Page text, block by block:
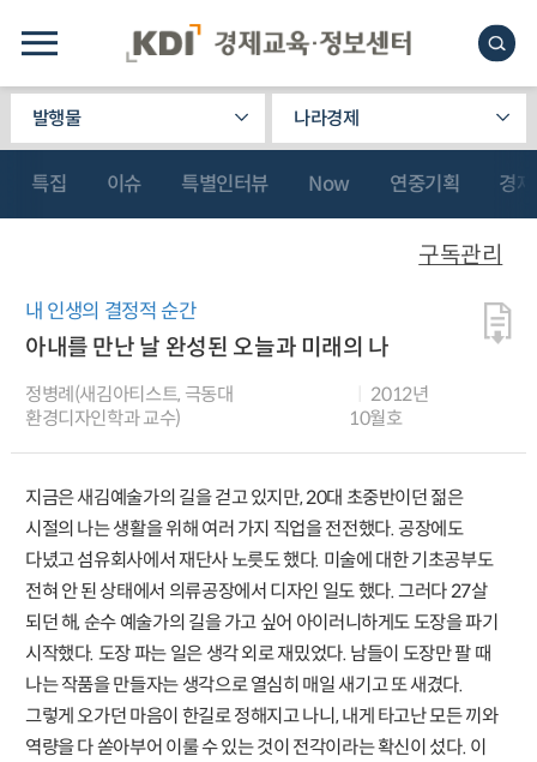
발행물 나라경제
특집 이슈 특별인터뷰 Now 연중기획 경
내 인생의 결정적 순간
아내를 만난 날 완성된 오늘과 미래의 나
정병례(새김아티스트, 극동대
환경디자인학과 교수)
2012년
10월호
지금은 새김예술가의 길을 걷고 있지만, 20대 초중반이던 젊은
시절의 나는 생활을 위해 여러 가지 직업을 전전했다. 공장에도
다녔고 섬유회사에서 재단사 노릇도 했다. 미술에 대한 기초공부도
전혀 안 된 상태에서 의류공장에서 디자인 일도 했다. 그러다 27살
되던 해, 순수 예술가의 길을 가고 싶어 아이러니하게도 도장을 파기
시작했다. 도장 파는 일은 생각 외로 재밌었다. 남들이 도장만 팔 때
나는 작품을 만들자는 생각으로 열심히 매일 새기고 또 새겼다.
그렇게 오가던 마음이 한길로 정해지고 나니, 내게 타고난 모든 끼와
역량을 다 쏟아부어 이룰 수 있는 것이 전각이라는 확신이 섰다. 이
구독관리